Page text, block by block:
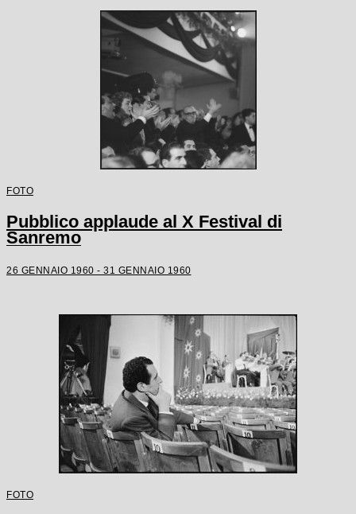
FOTO
Pubblico applaude al X Festival di
Sanremo
26 GENNAIO 1960 - 31 GENNAIO 1960
FOTO